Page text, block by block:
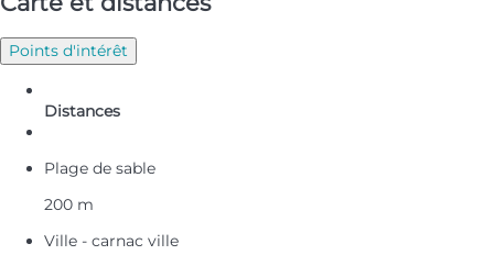
Points d'intérêt
Distances
Plage de sable
200 m
Ville - carnac ville